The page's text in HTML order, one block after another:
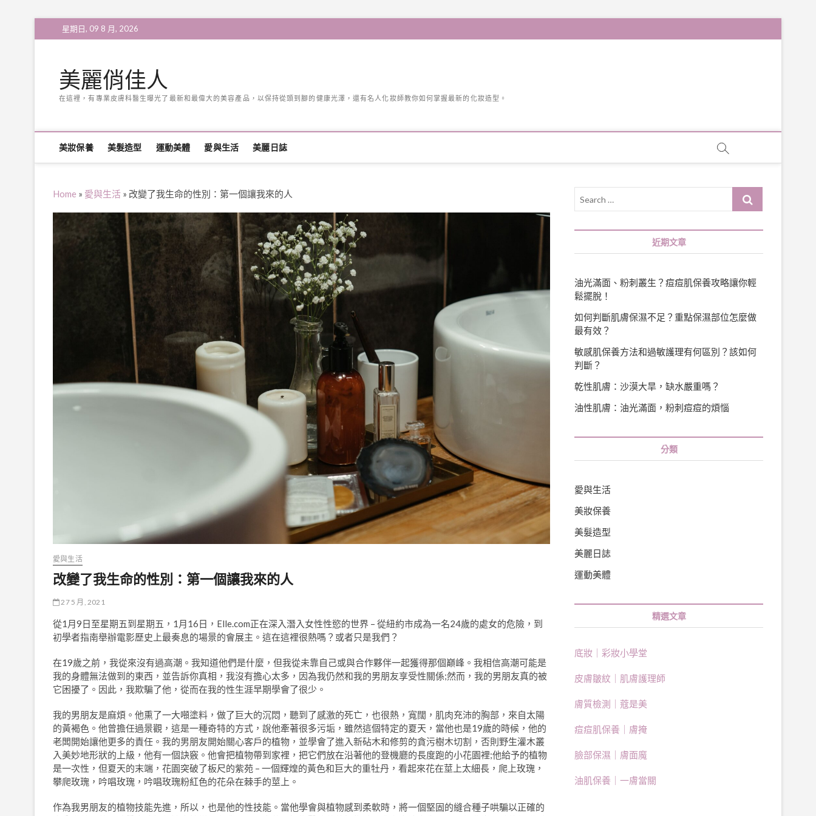
to
星期日, 09 8 月, 2026
美麗俏佳人
在這裡，有專業皮膚科醫生曝光了最新和最偉大的美容產品，以保持從頭到腳的健康光澤，還有名人化妝師教你如何掌握最新的化妝造型。
美妝保養 美髮造型 運動美體 愛與生活 美麗日誌
Home » 愛與生活 » 改變了我生命的性別：第一個讓我來的人
愛與生活
改變了我生命的性別：第一個讓我來的人
27 5 月, 2021
從1月9日至星期五到星期五，1月16日，Elle.com正在深入潛入女性性慾的世界 – 從紐約市成為一名24歲的處女的危險，到
初學者指南舉辦電影歷史上最奏息的場景的會展主。這在這裡很熱嗎？或者只是我們？
在19歲之前，我從來沒有過高潮。我知道他們是什麼，但我從未靠自己或與合作夥伴一起獲得那個巔峰。我相信高潮可能是
我的身體無法做到的東西，並告訴你真相，我沒有擔心太多，因為我仍然和我的男朋友享受性關係;然而，我的男朋友真的被
它困擾了。因此，我欺騙了他，從而在我的性生涯早期學會了很少。
我的男朋友是麻煩。他熏了一大噸塗料，做了巨大的沉悶，聽到了感激的死亡，也很熱，寬闊，肌肉充沛的胸部，來自太陽
的黃褐色。他曾擔任過景觀，這是一種奇特的方式，說他牽著很多污垢，雖然這個特定的夏天，當他也是19歲的時候，他的
老闆開始讓他更多的責任。我的男朋友開始關心客戶的植物，並學會了進入新砧木和修剪的貪污樹木切割，否則野生灌木叢
入美妙地形狀的上級，他有一個訣竅。他會把植物帶到家裡，把它們放在沿著他的登機廳的長度跑的小花園裡;他給予的植物
是一次性，但夏天的末端，花園突破了板尺的紫苑 – 一個輝煌的黃色和巨大的重牡丹，看起來花在莖上太細長，爬上玫瑰，
攀爬玫瑰，吟唱玫瑰，吟唱玫瑰粉紅色的花朵在棘手的莖上。
作為我男朋友的植物技能先進，所以，也是他的性技能。當他學會與植物感到柔軟時，將一個堅固的縫合種子哄騙以正確的
Search
近期文章
油光滿面、粉刺叢生？痘痘肌保養攻略讓你輕
鬆擺脫！
如何判斷肌膚保濕不足？重點保濕部位怎麼做
最有效？
敏感肌保養方法和過敏護理有何區別？該如何
判斷？
乾性肌膚：沙漠大旱，缺水嚴重嗎？
油性肌膚：油光滿面，粉刺痘痘的煩惱
分類
愛與生活
美妝保養
美髮造型
美麗日誌
運動美體
精選文章
底妝｜彩妝小學堂
皮膚皺紋｜肌膚護理師
膚質檢測｜蔻是美
痘痘肌保養｜膚掩
臉部保濕｜膚面魔
油肌保養｜一膚當關